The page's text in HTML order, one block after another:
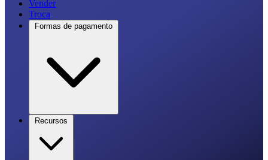
Vender
Troca
Formas de pagamento
Recursos